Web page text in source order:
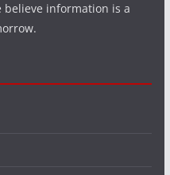
believe information is a